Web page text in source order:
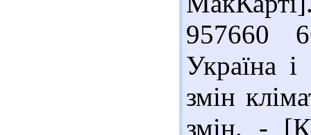
957660
Україна і
змін
змін. -